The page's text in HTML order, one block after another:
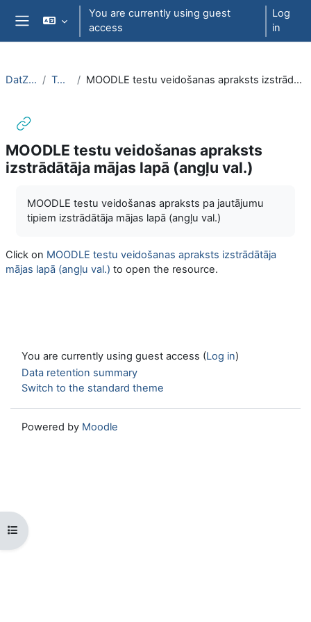
Skip to main content
You are currently using guest
access
Log
in
Open course index
DatZT003 Topic 4 MOODLE testu veidošanas apraksts izstrādātāja mājas lapā (angļu val.)
MOODLE testu veidošanas apraksts
izstrādātāja mājas lapā (angļu val.)
MOODLE testu veidošanas apraksts pa jautājumu
tipiem izstrādātāja mājas lapā (angļu val.)
Click on MOODLE testu veidošanas apraksts izstrādātāja
mājas lapā (angļu val.) to open the resource.
You are currently using guest access (Log in)
Data retention summary
Switch to the standard theme
Powered by Moodle